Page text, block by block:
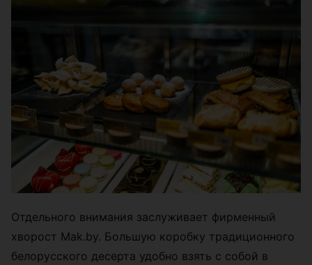
Отдельного внимания заслуживает фирменный
хворост Mak.by. Большую коробку традиционного
белорусского десерта удобно взять с собой в